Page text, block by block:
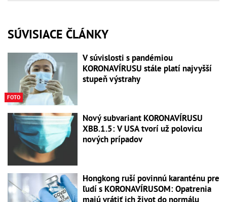
SÚVISIACE ČLÁNKY
FOTO
V súvislosti s pandémiou
KORONAVÍRUSU stále platí najvyšší
stupeň výstrahy
Nový subvariant KORONAVÍRUSU
XBB.1.5: V USA tvorí už polovicu
nových prípadov
Hongkong ruší povinnú karanténu pre
ľudí s KORONAVÍRUSOM: Opatrenia
majú vrátiť ich život do normálu